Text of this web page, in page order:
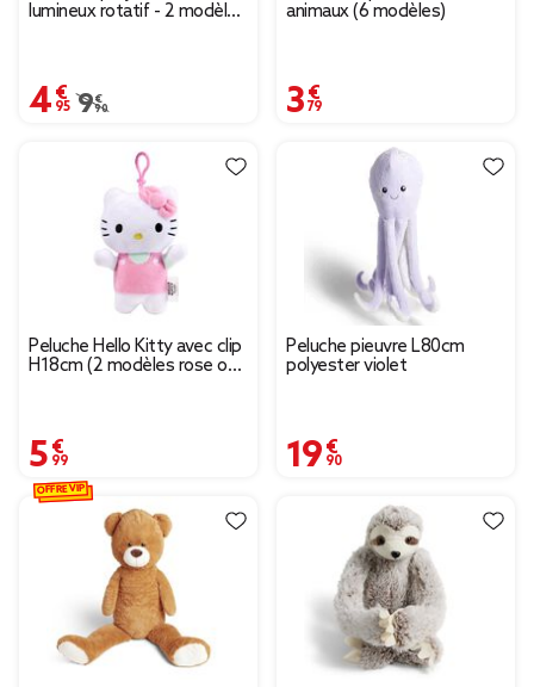
lumineux rotatif - 2 modèles
4,95 €
Prix remisé de 9,90 € à 4,95 €
9,90 €
animaux (6 modèles)
3,79 €
Peluche Hello Kitty avec clip
H18cm (2 modèles rose ou
5,99 €
Peluche pieuvre L80cm
polyester violet
19,90 €
OFFRE VIP